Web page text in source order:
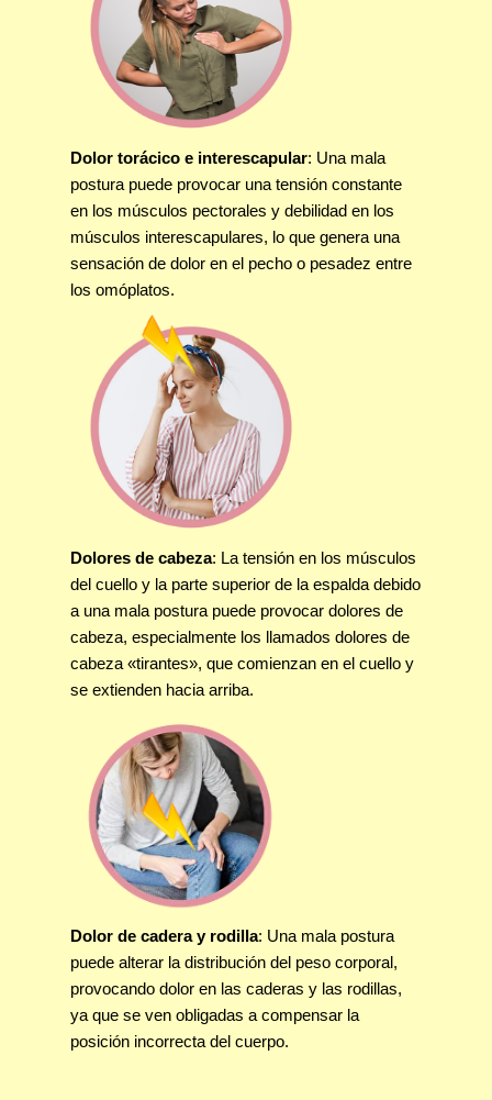
Dolor torácico e interescapular: Una mala
postura puede provocar una tensión constante
en los músculos pectorales y debilidad en los
músculos interescapulares, lo que genera una
sensación de dolor en el pecho o pesadez entre
los omóplatos.
Dolores de cabeza: La tensión en los músculos
del cuello y la parte superior de la espalda debido
a una mala postura puede provocar dolores de
cabeza, especialmente los llamados dolores de
cabeza «tirantes», que comienzan en el cuello y
se extienden hacia arriba.
Dolor de cadera y rodilla: Una mala postura
puede alterar la distribución del peso corporal,
provocando dolor en las caderas y las rodillas,
ya que se ven obligadas a compensar la
posición incorrecta del cuerpo.